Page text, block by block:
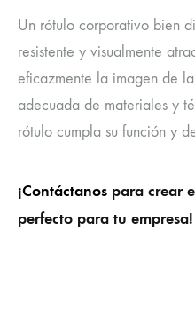
Un rótulo corporativo bien
resistente y visualmente
eficazmente la imagen de
adecuada de materiales y
rótulo cumpla su función y
¡Contáctanos para crear
perfecto para tu empresa!